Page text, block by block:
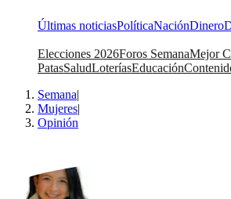
Últimas noticiasPolíticaNaciónDinero
Elecciones 2026Foros SemanaMejor
PatasSaludLoteríasEducación
Semana|
Mujeres|
Opinión